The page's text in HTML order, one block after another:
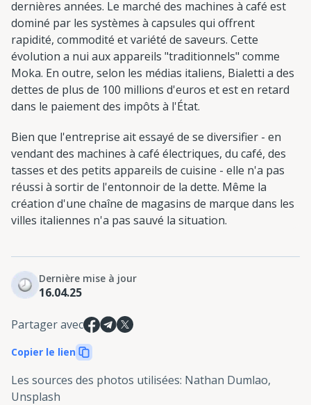
dernières années. Le marché des machines à café est
dominé par les systèmes à capsules qui offrent
rapidité, commodité et variété de saveurs. Cette
évolution a nui aux appareils "traditionnels" comme
Moka. En outre, selon les médias italiens, Bialetti a des
dettes de plus de 100 millions d'euros et est en retard
dans le paiement des impôts à l'État.
Bien que l'entreprise ait essayé de se diversifier - en
vendant des machines à café électriques, du café, des
tasses et des petits appareils de cuisine - elle n'a pas
réussi à sortir de l'entonnoir de la dette. Même la
création d'une chaîne de magasins de marque dans les
villes italiennes n'a pas sauvé la situation.
Dernière mise à jour
16.04.25
Partager avec
Copier le lien
Les sources des photos utilisées: Nathan Dumlao,
Unsplash